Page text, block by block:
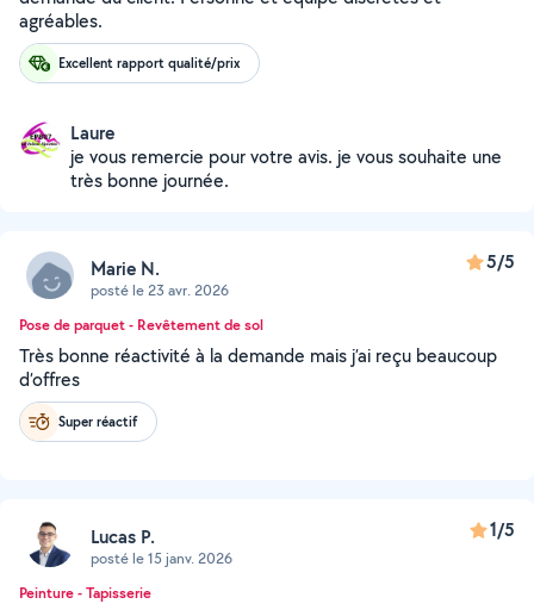
agréables.
Excellent rapport qualité/prix
Laure
je vous remercie pour votre avis. je vous souhaite une
très bonne journée.
Marie N.
posté le 23 avr. 2026
5/5
Pose de parquet - Revêtement de sol
Très bonne réactivité à la demande mais j’ai reçu beaucoup
d’offres
Super réactif
Lucas P.
posté le 15 janv. 2026
1/5
Peinture - Tapisserie